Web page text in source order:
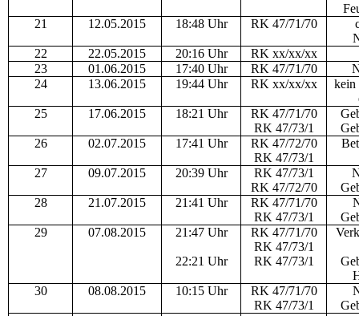
21
12.05.2015 18:48 Uhr RK 47/71/70
22
22.05.2015 20:16 Uhr
RK xx/xx/xx
23
01.06.2015 17:40 Uhr RK 47/71/70
24
13.06.2015 19:44 Uhr RK xx/xx/xx
kein
25
17.06.2015 18:21 Uhr
RK 47/71/70
RK 47/73/1
26
02.07.2015 17:41 Uhr
RK 47/72/70
RK 47/73/1
27 09.07.2015 20:39 Uhr
RK 47/73/1
RK 47/72/70
28
21.07.2015 21:41 Uhr
RK 47/71/70
RK 47/73/1
29
07.08.2015 21:47 Uhr
22:21 Uhr
RK 47/71/70
RK 47/73/1
RK 47/73/1
30
08.08.2015 10:15 Uhr
RK 47/71/70
RK 47/73/1